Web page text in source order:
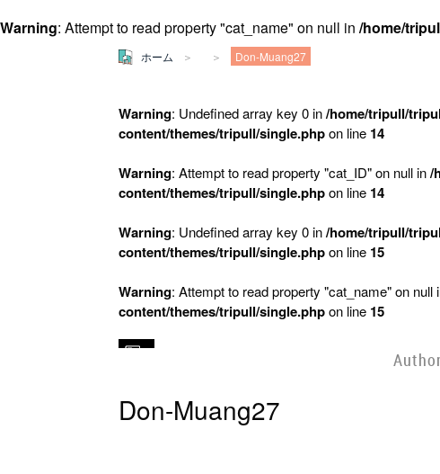
Warning: Attempt to read property "cat_name" on null in /home/
ホーム Don-Muang27
Warning: Undefined array key 0 in/home/tripull/
content/themes/tripull/single.phpon line 14
Warning: Attempt to read property "cat_ID" on null in/
content/themes/tripull/single.phpon line 14
Warning: Undefined array key 0 in/home/tripull/
content/themes/tripull/single.phpon line 15
Warning: Attempt to read property "cat_name" on null
content/themes/tripull/single.phpon line 15
Don-Muang27